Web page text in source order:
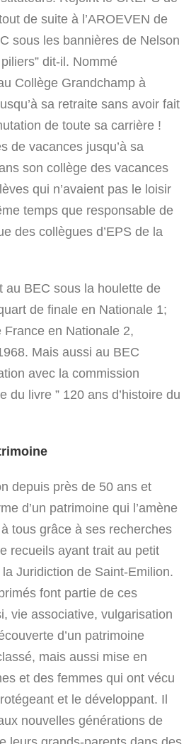
de suite à l’AROEVEN de
sous les bannières de Nelson
dit-il. Nommé
Collège Grandchamp à
sa retraite sans avoir fait
de toute sa carrière !
de vacances jusqu’à sa
son collège des vacances
qui n’avaient pas le loisir
temps que responsable de
des collègues d’EPS de la
BEC sous la houlette de
de finale en Nationale 1;
France en Nationale 2,
Mais aussi au BEC
avec la commission
du livre ” 120 ans d’histoire du
depuis près de 50 ans et
d’un patrimoine qui l’amène
tous grâce à ses recherches
recueils ayant trait au petit
Juridiction de Saint-Emilion.
font partie de ces
vie associative, vulgarisation
d’un patrimoine
mais aussi mise en
et des femmes qui ont vécu
et le développant. Il
nouvelles générations de